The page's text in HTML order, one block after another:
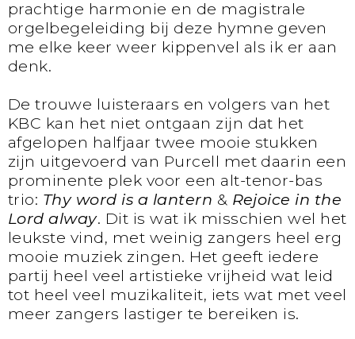
prachtige harmonie en de magistrale
orgelbegeleiding bij deze hymne geven
me elke keer weer kippenvel als ik er aan
denk.
De trouwe luisteraars en volgers van het
KBC kan het niet ontgaan zijn dat het
afgelopen halfjaar twee mooie stukken
zijn uitgevoerd van Purcell met daarin een
prominente plek voor een alt-tenor-bas
trio: Thy word is a lantern & Rejoice in the
Lord alway. Dit is wat ik misschien wel het
leukste vind, met weinig zangers heel erg
mooie muziek zingen. Het geeft iedere
partij heel veel artistieke vrijheid wat leid
tot heel veel muzikaliteit, iets wat met veel
meer zangers lastiger te bereiken is.